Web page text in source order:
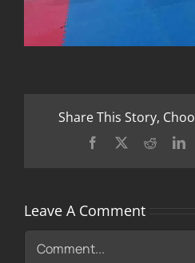
Share This Story,
Facebook Reddit
Leave A Comment
Comment